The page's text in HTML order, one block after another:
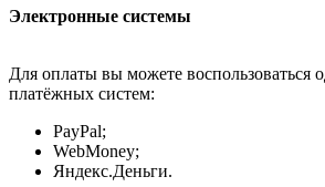
Электронные системы
Для оплаты вы можете воспользоваться
платёжных систем:
PayPal;
WebMoney;
Яндекс.Деньги.